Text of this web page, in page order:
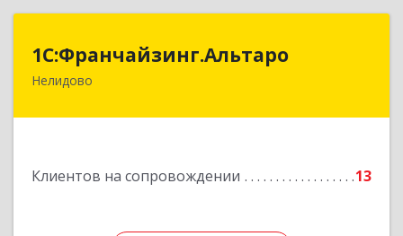
1С:Франчайзинг.Альтаро
Нелидово
Клиентов на сопровождении 13
1С:Франчайзинг.Альтаро
172527, Тверская обл, Нелидово г, Матросова